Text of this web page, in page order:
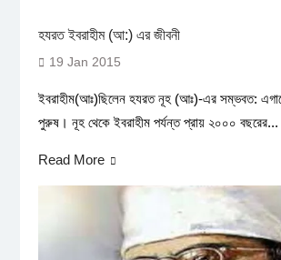
হযরত ইবরাহীম (আ:) এর জীবনী
19 Jan 2015
ইবরাহীম(আঃ)ছিলেন হযরত নূহ (আঃ)-এর সম্ভবত:
পুরুষ। নূহ থেকে ইবরাহীম পর্যন্ত প্রায় ২০০০ বছরের...
Read More